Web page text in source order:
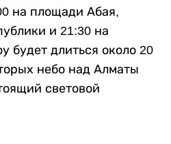
на площади Абая,
и 21:30 на
будет длиться около 20
небо над Алматы
световой